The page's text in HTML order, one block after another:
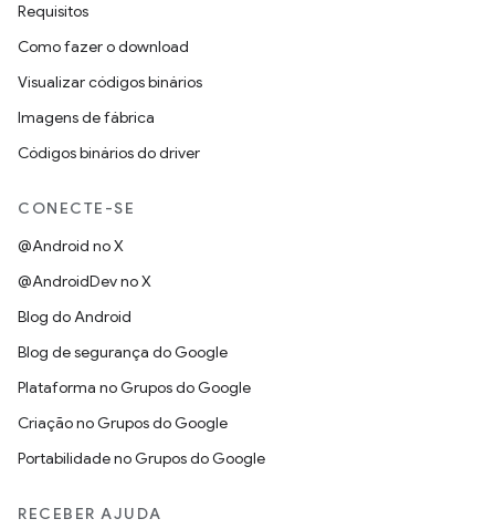
Requisitos
Como fazer o download
Visualizar códigos binários
Imagens de fábrica
Códigos binários do driver
CONECTE-SE
@Android no X
@AndroidDev no X
Blog do Android
Blog de segurança do Google
Plataforma no Grupos do Google
Criação no Grupos do Google
Portabilidade no Grupos do Google
RECEBER AJUDA